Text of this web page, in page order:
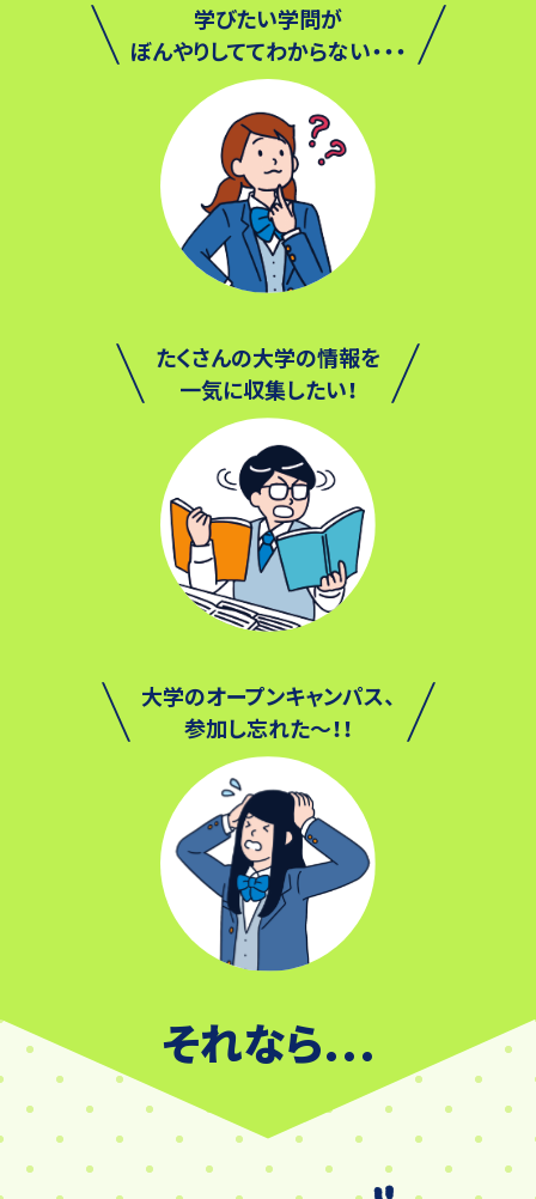
学びたい学問が
ぼんやりしててわからない・・・
たくさんの大学の情報を
一気に収集したい！
大学のオープンキャンパス、
参加し忘れた～！！
それなら…